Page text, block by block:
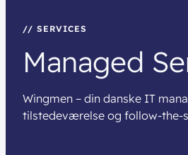
// SERVICES
Managed
Wingmen – din danske IT
tilstedeværelse og follow-the-